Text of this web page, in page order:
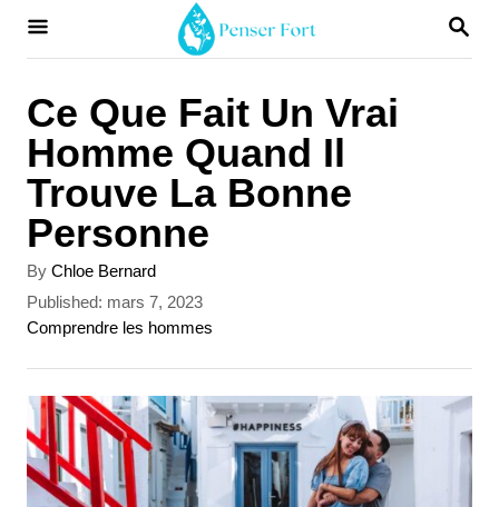
S
Ce Que Fait Un Vrai
Homme Quand Il
Trouve La Bonne
Personne
By A
u
t
o
r
Chloe Bernard
P
o
e
d
o
n
Published: mars 7, 2023
C
e
g
o
r
Comprendre les hommes